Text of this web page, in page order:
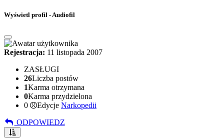
Wyświetl profil - Audiofil
Rejestracja: 11 listopada 2007
ZASŁUGI
26Liczba postów
1Karma otrzymana
0Karma przydzielona
0
Edycje Narkopedii
ODPOWIEDZ